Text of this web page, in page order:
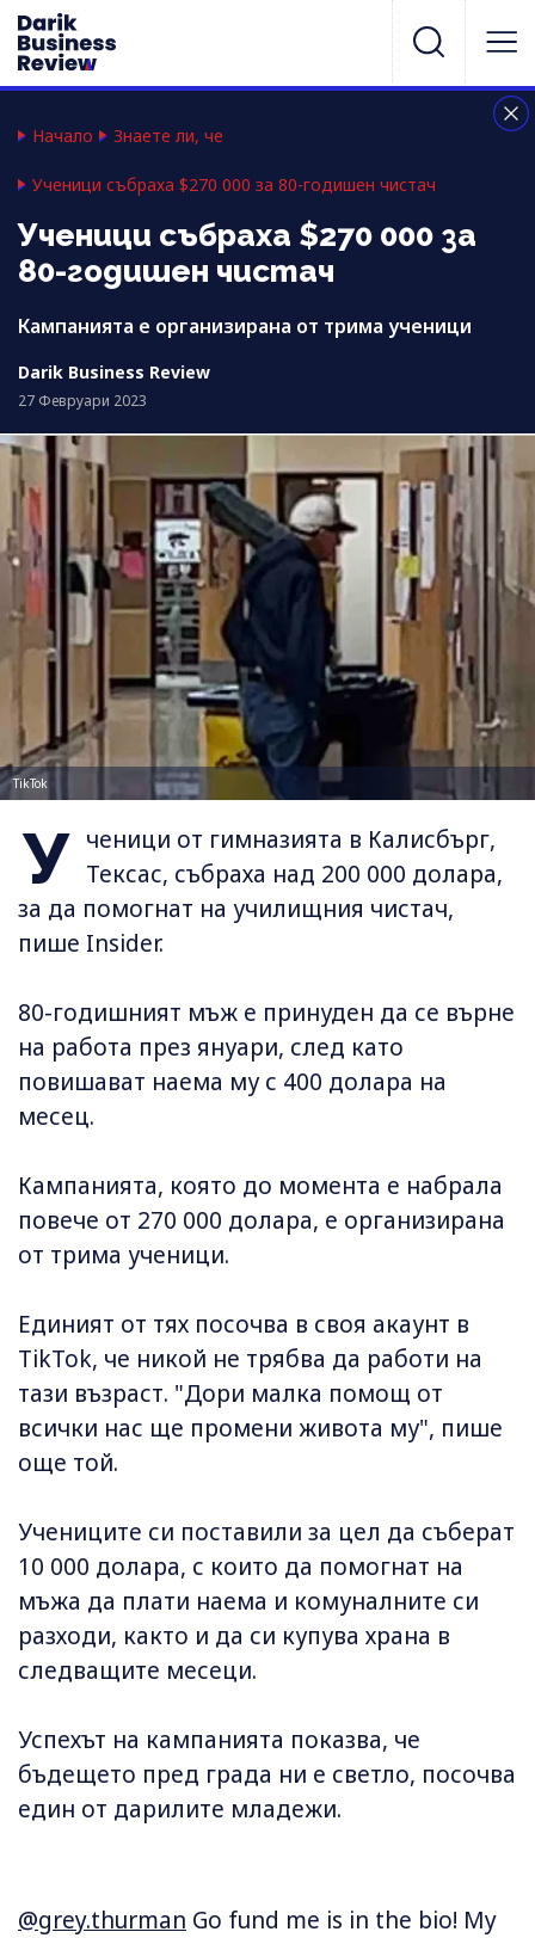
Начало Знаете ли, че
Ученици събраха $270 000 за 80-годишен чистач
Ученици събраха $270 000 за
80-годишен чистач
Кампанията е организирана от трима ученици
Darik Business Review
27 Февруари 2023
TikTok
У ченици от гимназията в Калисбърг,
Тексас, събраха над 200 000 долара,
за да помогнат на училищния чистач,
пише Insider.
80-годишният мъж е принуден да се върне
на работа през януари, след като
повишават наема му с 400 долара на
месец.
Кампанията, която до момента е набрала
повече от 270 000 долара, е организирана
от трима ученици.
Единият от тях посочва в своя акаунт в
TikTok, че никой не трябва да работи на
тази възраст. "Дори малка помощ от
всички нас ще промени живота му", пише
още той.
Учениците си поставили за цел да съберат
10 000 долара, с които да помогнат на
мъжа да плати наема и комуналните си
разходи, както и да си купува храна в
следващите месеци.
Успехът на кампанията показва, че
бъдещето пред града ни е светло, посочва
един от дарилите младежи.
@grey.thurman Go fund me is in the bio! My